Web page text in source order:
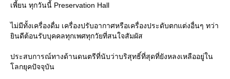
เพี้ยน ทุกวันนี้ Preservation Hall
ไม่มีทั้งเครื่องดื่ม เครื่องปรับอากาศหรือเครื่องประดับตกแต่งอื่นๆ ทว่า
ินดีต้อนรับบุคคลทุกเพศทุกวัยที่สนใจสัมผัส
ประสบการณ์ทางด้านดนตรีที่นับว่าบริสุทธิ์ที่สุดที่ยังหลงเหลืออยู่ใน
ลกยุคปัจจุบัน